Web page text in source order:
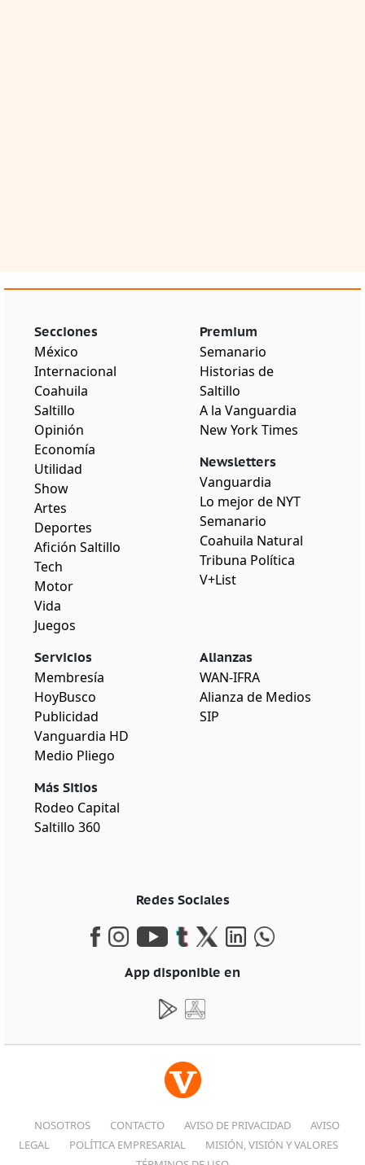
Secciones
México
Internacional
Coahuila
Saltillo
Opinión
Economía
Utilidad
Show
Artes
Deportes
Afición Saltillo
Tech
Motor
Vida
Juegos
Premium
Semanario
Historias de
Saltillo
A la Vanguardia
New York Times
Newsletters
Vanguardia
Lo mejor de NYT
Semanario
Coahuila Natural
Tribuna Política
V+List
Servicios
Membresía
HoyBusco
Publicidad
Vanguardia HD
Medio Pliego
Más Sitios
Rodeo Capital
Saltillo 360
Alianzas
WAN-IFRA
Alianza de Medios
SIP
Redes Sociales
App disponible en
NOSOTROS CONTACTO AVISO DE PRIVACIDAD
AVISO
LEGAL
POLÍTICA EMPRESARIAL
MISIÓN, VISIÓN Y VALORES